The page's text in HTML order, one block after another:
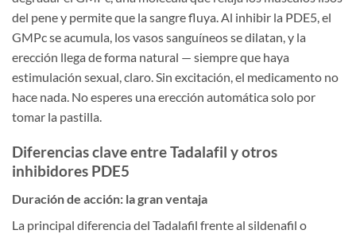
del pene y permite que la sangre fluya. Al inhibir la PDE5, el
GMPc se acumula, los vasos sanguíneos se dilatan, y la
erección llega de forma natural — siempre que haya
estimulación sexual, claro. Sin excitación, el medicamento no
hace nada. No esperes una erección automática solo por
tomar la pastilla.
Diferencias clave entre Tadalafil y otros
inhibidores PDE5
Duración de acción: la gran ventaja
La principal diferencia del Tadalafil frente al sildenafil o